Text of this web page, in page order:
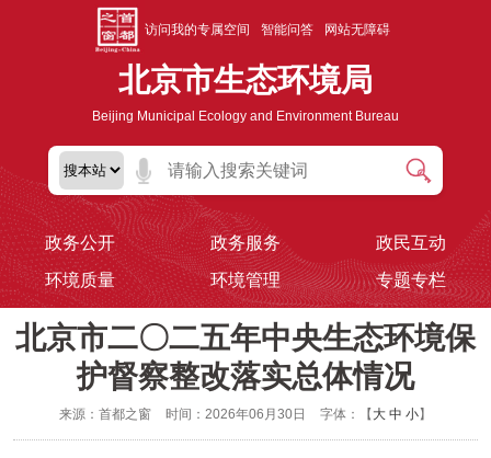
访问我的专属空间 智能问答 网站无障碍
北京市生态环境局
Beijing Municipal Ecology and Environment Bureau
政务公开 政务服务
政民互动
环境质量
环境管理 专题专栏
北京市二〇二五年中央生态环境保
护督察整改落实总体情况
来源：首都之窗 时间：2026年06月30日 字体：【 大 中 小】